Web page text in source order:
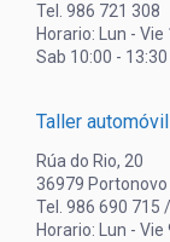
Tel. 986 721 308
Horario: Lun -
Sab 10:00 - 13:30
Taller
Rúa do Rio, 20
36979
Tel. 986 690 715
Horario: Lun -